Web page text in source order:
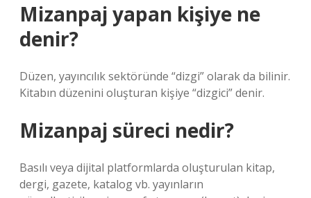
Mizanpaj yapan kişiye ne
denir?
Düzen, yayıncılık sektöründe “dizgi” olarak da bilinir.
Kitabın düzenini oluşturan kişiye “dizgici” denir.
Mizanpaj süreci nedir?
Basılı veya dijital platformlarda oluşturulan kitap,
dergi, gazete, katalog vb. yayınların